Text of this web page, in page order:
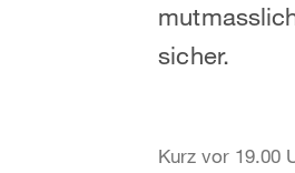
sicher.
Kurz vor 19.00